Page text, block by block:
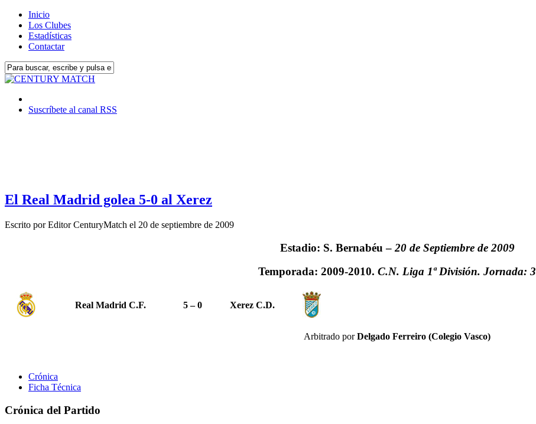
Inicio
Los Clubes
Estadísticas
Contactar
Suscríbete al canal RSS
El Real Madrid golea 5-0 al Xerez
Escrito porEditor CenturyMatch el 20 de septiembre de 2009
Estadio: S. Bernabéu – 20 de Septiembre de 2009
Temporada: 2009-2010. C.N. Liga 1ª División. Jornada: 3
Real Madrid C.F. 5 – 0 Xerez C.D.
Arbitrado porDelgado Ferreiro (Colegio Vasco)
Crónica
Ficha Técnica
Crónica del Partido